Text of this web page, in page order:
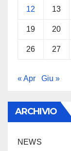
12 13
19 20
26 27
« Apr Giu »
ARCHIVIO
NEWS